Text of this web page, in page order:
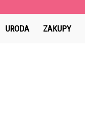
URODA ZAKUPY